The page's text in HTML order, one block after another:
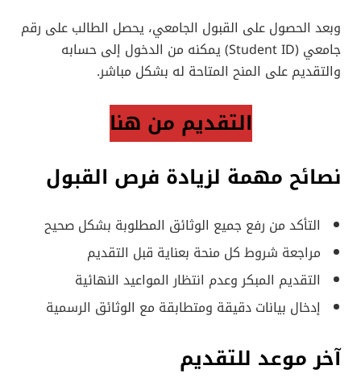
وبعد الحصول على القبول الجامعي، يحصل الطالب على رقم
جامعي (Student ID) يمكنه من الدخول إلى حسابه
والتقديم على المنح المتاحة له بشكل مباشر.
التقديم من هنا
نصائح مهمة لزيادة فرص القبول
التأكد من رفع جميع الوثائق المطلوبة بشكل صحيح
مراجعة شروط كل منحة بعناية قبل التقديم
التقديم المبكر وعدم انتظار المواعيد النهائية
إدخال بيانات دقيقة ومتطابقة مع الوثائق الرسمية
آخر موعد للتقديم